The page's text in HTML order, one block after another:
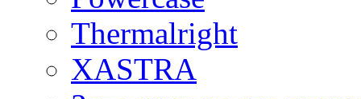
Thermalright
XASTRA